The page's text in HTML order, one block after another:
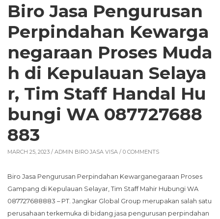
Biro Jasa Pengurusan
Perpindahan Kewarga
negaraan Proses Muda
h di Kepulauan Selaya
r, Tim Staff Handal Hu
bungi WA 087727688
883
MARCH 25, 2023 / ADMIN BIRO JASA VISA / 0 COMMENTS
Biro Jasa Pengurusan Perpindahan Kewarganegaraan Proses
Gampang di Kepulauan Selayar, Tim Staff Mahir Hubungi WA
087727688883 – PT. Jangkar Global Group merupakan salah satu
perusahaan terkemuka di bidang jasa pengurusan perpindahan